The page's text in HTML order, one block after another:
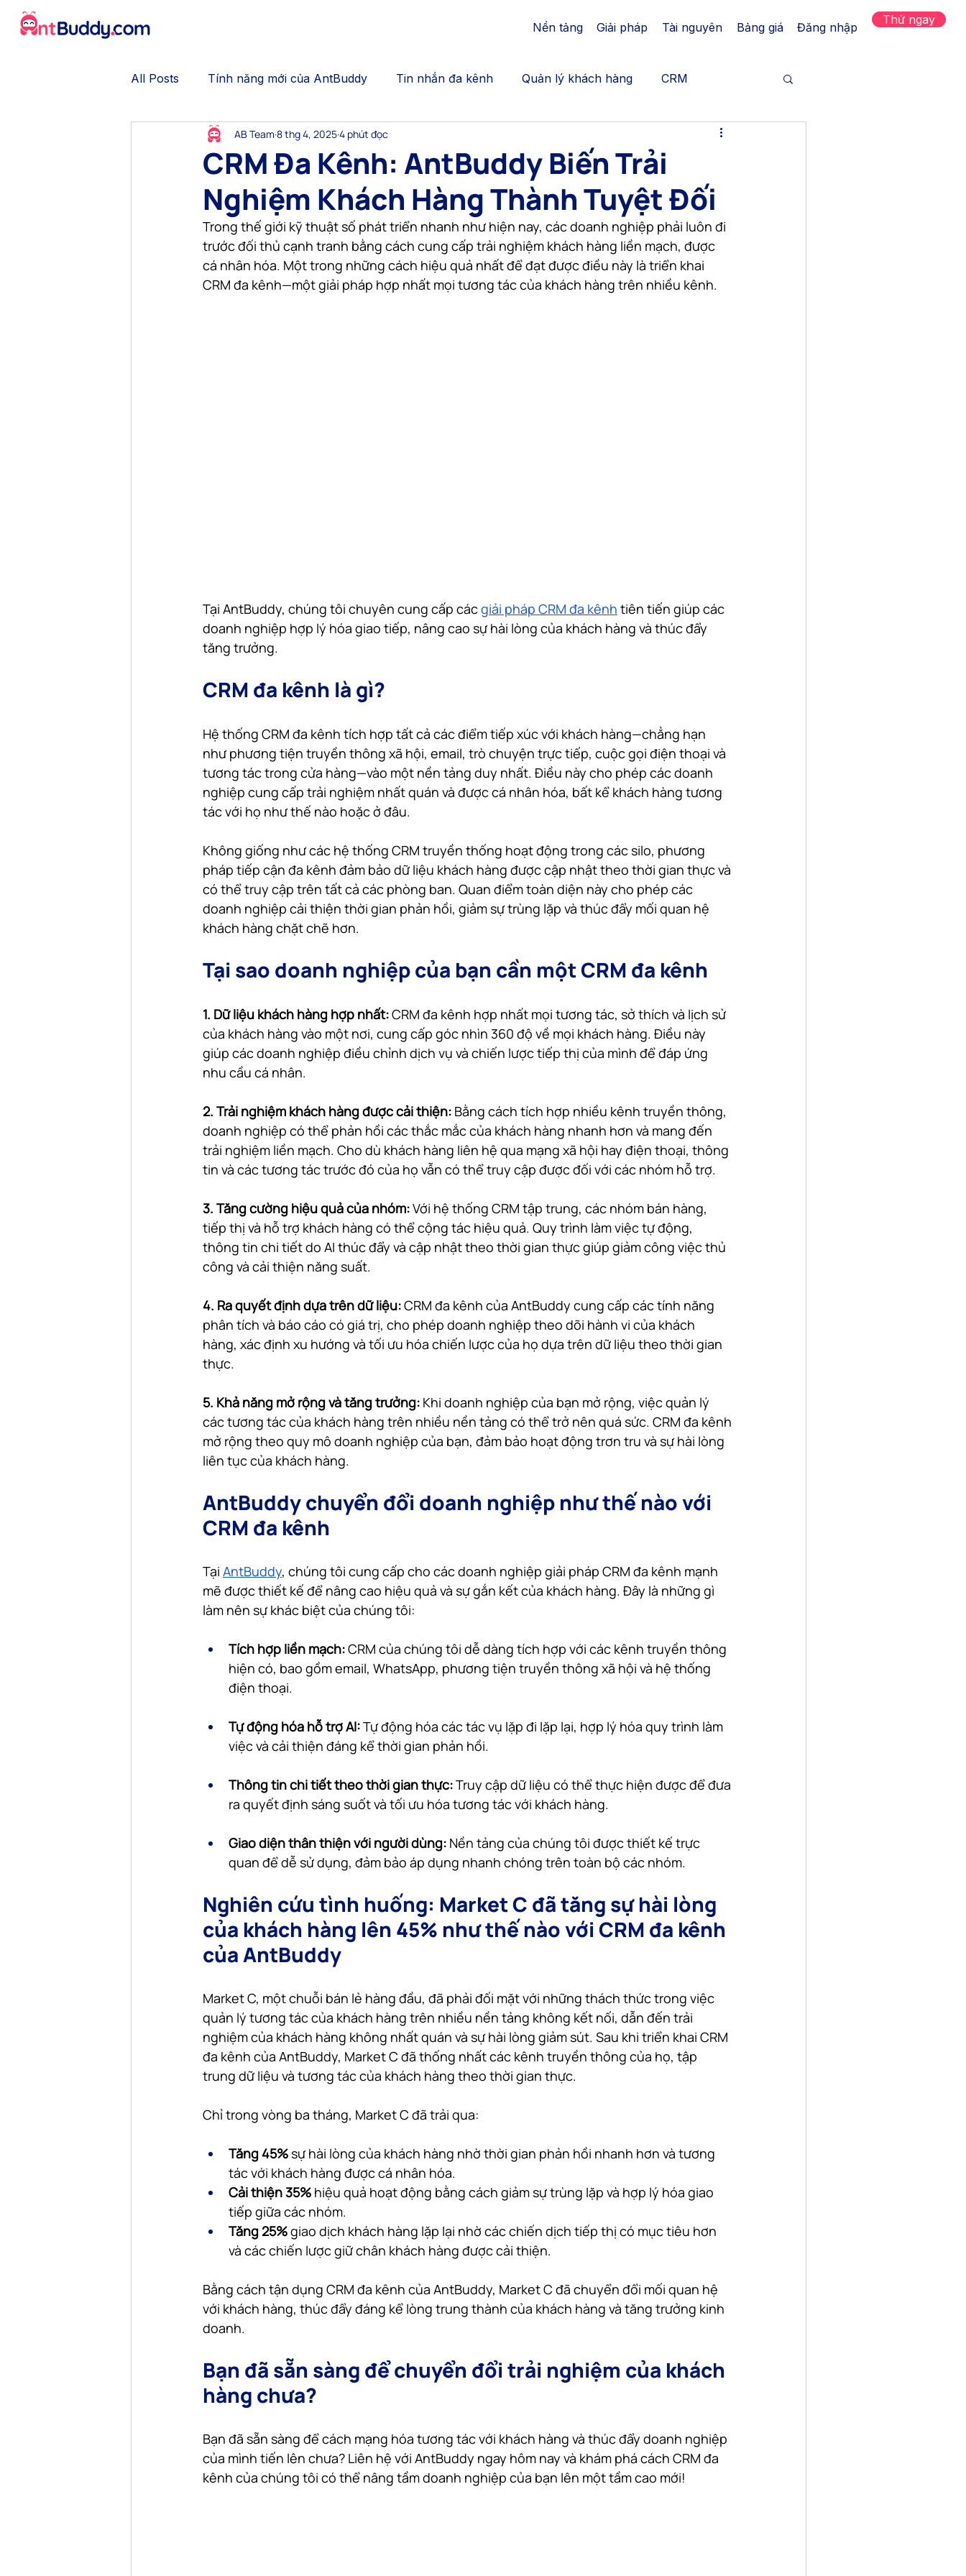
Nền tảng Giải pháp Tài nguyên Bảng giá Đăng nhập
Thử ngay
All Posts Tính năng mới của AntBuddy Tin nhắn đa kênh Quản lý khách hàng CRM
No-code Chatbot Gamification Bán thêm | Upsales, crosssell
Trải nghiệm khách hàng Call Center | AntBuddy Blog Chăm sóc khách hàng Tăng trưởng
Thương mại hội thoại Tự động hóa marketing dịch vụ chăm sóc khách hàng đa kênh
CRM Đa Kênh: AntBuddy Biến Trải
Nghiệm Khách Hàng Thành Tuyệt Đối
AB Team 8 thg 4, 20254 phút đọc
Trong thế giới kỹ thuật số phát triển nhanh như hiện nay, các doanh nghiệp phải luôn đi
trước đối thủ cạnh tranh bằng cách cung cấp trải nghiệm khách hàng liền mạch, được
cá nhân hóa. Một trong những cách hiệu quả nhất để đạt được điều này là triển khai
CRM đa kênh—một giải pháp hợp nhất mọi tương tác của khách hàng trên nhiều kênh.
Tại AntBuddy, chúng tôi chuyên cung cấp các giải pháp CRM đa kênh tiên tiến giúp các
doanh nghiệp hợp lý hóa giao tiếp, nâng cao sự hài lòng của khách hàng và thúc đẩy
tăng trưởng.
CRM đa kênh là gì?
Hệ thống CRM đa kênh tích hợp tất cả các điểm tiếp xúc với khách hàng—chẳng hạn
như phương tiện truyền thông xã hội, email, trò chuyện trực tiếp, cuộc gọi điện thoại và
tương tác trong cửa hàng—vào một nền tảng duy nhất. Điều này cho phép các doanh
nghiệp cung cấp trải nghiệm nhất quán và được cá nhân hóa, bất kể khách hàng tương
tác với họ như thế nào hoặc ở đâu.
Không giống như các hệ thống CRM truyền thống hoạt động trong các silo, phương
pháp tiếp cận đa kênh đảm bảo dữ liệu khách hàng được cập nhật theo thời gian thực và
có thể truy cập trên tất cả các phòng ban. Quan điểm toàn diện này cho phép các
doanh nghiệp cải thiện thời gian phản hồi, giảm sự trùng lặp và thúc đẩy mối quan hệ
khách hàng chặt chẽ hơn.
Tại sao doanh nghiệp của bạn cần một CRM đa kênh
1. Dữ liệu khách hàng hợp nhất: CRM đa kênh hợp nhất mọi tương tác, sở thích và lịch sử
của khách hàng vào một nơi, cung cấp góc nhìn 360 độ về mọi khách hàng. Điều này
giúp các doanh nghiệp điều chỉnh dịch vụ và chiến lược tiếp thị của mình để đáp ứng
nhu cầu cá nhân.
2. Trải nghiệm khách hàng được cải thiện: Bằng cách tích hợp nhiều kênh truyền thông,
doanh nghiệp có thể phản hồi các thắc mắc của khách hàng nhanh hơn và mang đến
trải nghiệm liền mạch. Cho dù khách hàng liên hệ qua mạng xã hội hay điện thoại, thông
tin và các tương tác trước đó của họ vẫn có thể truy cập được đối với các nhóm hỗ trợ.
3. Tăng cường hiệu quả của nhóm: Với hệ thống CRM tập trung, các nhóm bán hàng,
tiếp thị và hỗ trợ khách hàng có thể cộng tác hiệu quả. Quy trình làm việc tự động,
thông tin chi tiết do AI thúc đẩy và cập nhật theo thời gian thực giúp giảm công việc thủ
công và cải thiện năng suất.
4. Ra quyết định dựa trên dữ liệu: CRM đa kênh của AntBuddy cung cấp các tính năng
phân tích và báo cáo có giá trị, cho phép doanh nghiệp theo dõi hành vi của khách
hàng, xác định xu hướng và tối ưu hóa chiến lược của họ dựa trên dữ liệu theo thời gian
thực.
5. Khả năng mở rộng và tăng trưởng: Khi doanh nghiệp của bạn mở rộng, việc quản lý
các tương tác của khách hàng trên nhiều nền tảng có thể trở nên quá sức. CRM đa kênh
mở rộng theo quy mô doanh nghiệp của bạn, đảm bảo hoạt động trơn tru và sự hài lòng
liên tục của khách hàng.
AntBuddy chuyển đổi doanh nghiệp như thế nào với
CRM đa kênh
Tại AntBuddy, chúng tôi cung cấp cho các doanh nghiệp giải pháp CRM đa kênh mạnh
mẽ được thiết kế để nâng cao hiệu quả và sự gắn kết của khách hàng. Đây là những gì
làm nên sự khác biệt của chúng tôi:
Tích hợp liền mạch: CRM của chúng tôi dễ dàng tích hợp với các kênh truyền thông
hiện có, bao gồm email, WhatsApp, phương tiện truyền thông xã hội và hệ thống
điện thoại.
Tự động hóa hỗ trợ AI: Tự động hóa các tác vụ lặp đi lặp lại, hợp lý hóa quy trình làm
việc và cải thiện đáng kể thời gian phản hồi.
Thông tin chi tiết theo thời gian thực: Truy cập dữ liệu có thể thực hiện được để đưa
ra quyết định sáng suốt và tối ưu hóa tương tác với khách hàng.
Giao diện thân thiện với người dùng: Nền tảng của chúng tôi được thiết kế trực
quan để dễ sử dụng, đảm bảo áp dụng nhanh chóng trên toàn bộ các nhóm.
Nghiên cứu tình huống: Market C đã tăng sự hài lòng
của khách hàng lên 45% như thế nào với CRM đa kênh
của AntBuddy
Market C, một chuỗi bán lẻ hàng đầu, đã phải đối mặt với những thách thức trong việc
quản lý tương tác của khách hàng trên nhiều nền tảng không kết nối, dẫn đến trải
nghiệm của khách hàng không nhất quán và sự hài lòng giảm sút. Sau khi triển khai CRM
đa kênh của AntBuddy, Market C đã thống nhất các kênh truyền thông của họ, tập
trung dữ liệu và tương tác của khách hàng theo thời gian thực.
Chỉ trong vòng ba tháng, Market C đã trải qua:
Tăng 45% sự hài lòng của khách hàng nhờ thời gian phản hồi nhanh hơn và tương
tác với khách hàng được cá nhân hóa.
Cải thiện 35% hiệu quả hoạt động bằng cách giảm sự trùng lặp và hợp lý hóa giao
tiếp giữa các nhóm.
Tăng 25% giao dịch khách hàng lặp lại nhờ các chiến dịch tiếp thị có mục tiêu hơn
và các chiến lược giữ chân khách hàng được cải thiện.
Bằng cách tận dụng CRM đa kênh của AntBuddy, Market C đã chuyển đổi mối quan hệ
với khách hàng, thúc đẩy đáng kể lòng trung thành của khách hàng và tăng trưởng kinh
doanh.
Bạn đã sẵn sàng để chuyển đổi trải nghiệm của khách
hàng chưa?
Bạn đã sẵn sàng để cách mạng hóa tương tác với khách hàng và thúc đẩy doanh nghiệp
của mình tiến lên chưa? Liên hệ với AntBuddy ngay hôm nay và khám phá cách CRM đa
kênh của chúng tôi có thể nâng tầm doanh nghiệp của bạn lên một tầm cao mới!